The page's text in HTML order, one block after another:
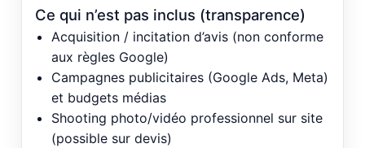
Ce qui n’est pas inclus (transparence)
Acquisition / incitation d’avis (non conforme
aux règles Google)
Campagnes publicitaires (Google Ads, Meta)
et budgets médias
Shooting photo/vidéo professionnel sur site
(possible sur devis)